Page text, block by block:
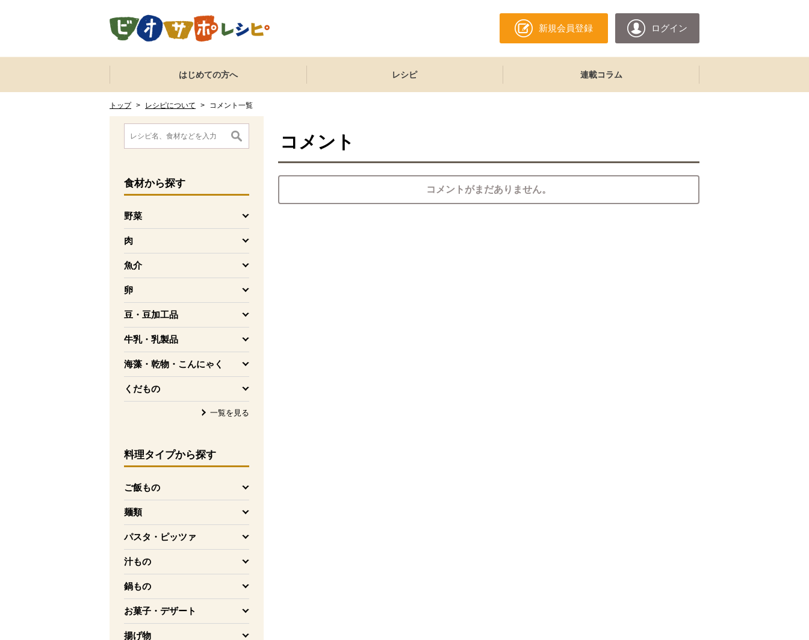
新規会員登録 ログイン
ここからサイト内共通メニューです。
サイト内共通メニューをスキップする
はじめての方へ レシピ 連載コラム
トップ > レシピについて > コメント一覧
ここから消費材検索メニューです。
食材から探す
野菜
を開く
肉
を開く
魚介
を開く
卵
を開く
豆・豆加工品
を開く
牛乳・乳製品
を開く
海藻・乾物・こんにゃく
を開く
くだもの
を開く
一覧を見る
料理タイプから探す
ご飯もの
を開く
麺類
を開く
パスタ・ピッツァ
を開く
汁もの
を開く
鍋もの
を開く
お菓子・デザート
を開く
揚げ物
消費材検索メニューここまで。
ここから本文です。
コメント
コメントがまだありません。